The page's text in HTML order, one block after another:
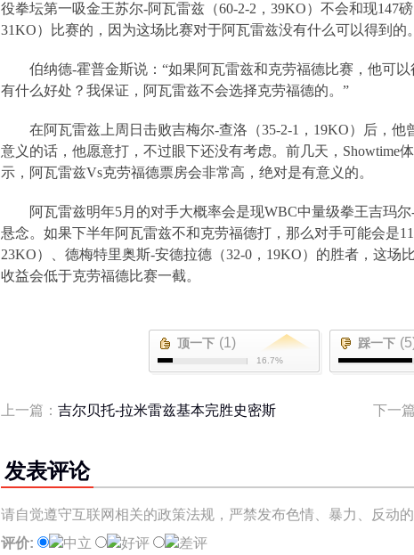
役拳坛第一吸金王苏尔-阿瓦雷兹（60-2-2 ， 39KO）不会和现147
31KO）比赛的，因为这场比赛对于阿瓦雷兹没有什么可以得到的。
伯纳德-霍普金斯说：“如果阿瓦雷兹和克劳福德比赛，他可
有什么好处？我保证，阿瓦雷兹不会选择克劳福德的。”
在阿瓦雷兹上周日击败吉梅尔-查洛（35-2-1 ， 19KO）后，他
意义的话，他愿意打，不过眼下还没有考虑。前几天， Showtime
示，阿瓦雷兹Vs克劳福德票房会非常高，绝对是有意义的。
阿瓦雷兹明年5月的对手大概率会是现WBC中量级拳王吉玛尔
悬念。如果下半年阿瓦雷兹不和克劳福德打，那么对手可能会是11
23KO）、德梅特里奥斯-安德拉德（32-0 ， 19KO）的胜者，这场
收益会低于克劳福德比赛一截。
顶一下 (1)
16.7%
踩一下
下一篇
上一篇： 吉尔贝托-拉米雷兹基本完胜史密斯
发表评论
请自觉遵守互联网相关的政策法规，严禁发布色情、暴力、反动的
评价:
中立 好评
差评